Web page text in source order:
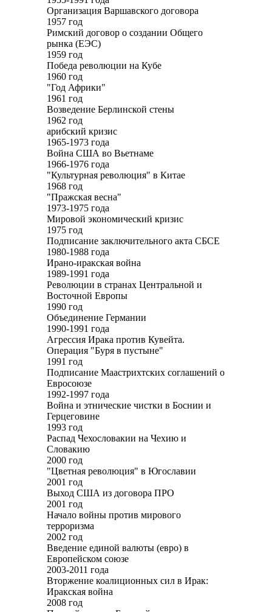
Организация Варшавского договора
1957 год
Римский договор о создании Общего
рынка (ЕЭС)
1959 год
Победа революции на Кубе
1960 год
"Год Африки"
1961 год
Возведение Берлинской стены
1962 год
арибский кризис
1965-1973 года
Война США во Вьетнаме
1966-1976 года
"Культурная революция" в Китае
1968 год
"Пражская весна"
1973-1975 года
Мировой экономический кризис
1975 год
Подписание заключительного акта СБСЕ
1980-1988 года
Ирано-иракская война
1989-1991 года
Революции в странах Центральной и
Восточной Европы
1990 год
Объединение Германии
1990-1991 года
Агрессия Ирака против Кувейта.
Операция "Буря в пустыне"
1991 год
Подписание Маастрихтских соглашений о
Евросоюзе
1992-1997 года
Война и этнические чистки в Боснии и
Герцеговине
1993 год
Распад Чехословакии на Чехию и
Словакию
2000 год
"Цветная революция" в Югославии
2001 год
Выход США из договора ПРО
2001 год
Начало войны против мирового
терроризма
2002 год
Введение единой валюты (евро) в
Европейском союзе
2003-2011 года
Вторжение коалиционных сил в Ирак:
Иракская война
2008 год